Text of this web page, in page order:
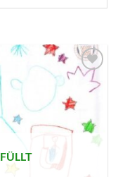
AUF MEINE
SETZEN